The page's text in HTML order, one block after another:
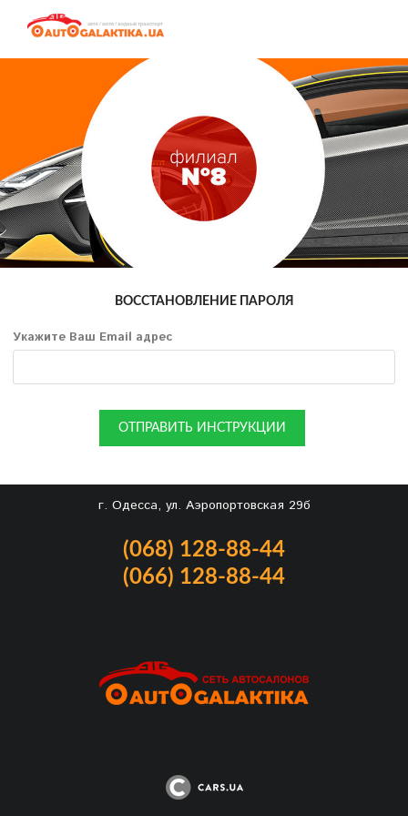
ВОССТАНОВЛЕНИЕ ПАРОЛЯ
Укажите Ваш Email адрес
ОТПРАВИТЬ ИНСТРУКЦИИ
г. Одесса, ул. Аэропортовская 29б
(068) 128-88-44
(066) 128-88-44